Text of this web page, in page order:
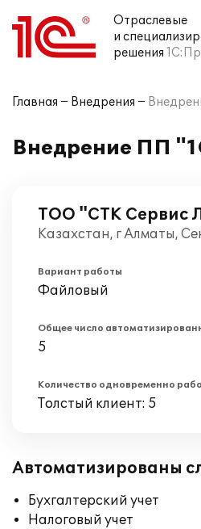
Отраслевые
и
решения
Главная Внедрения
Внедрение ПП
ТОО "СТК Сервис
Казахстан, г Алматы,
Вариант работы
Файловый
Общее число
5
Количество одновременно
Толстый клиент: 5
Автоматизированы
Бухгалтерский учет
Налоговый учет